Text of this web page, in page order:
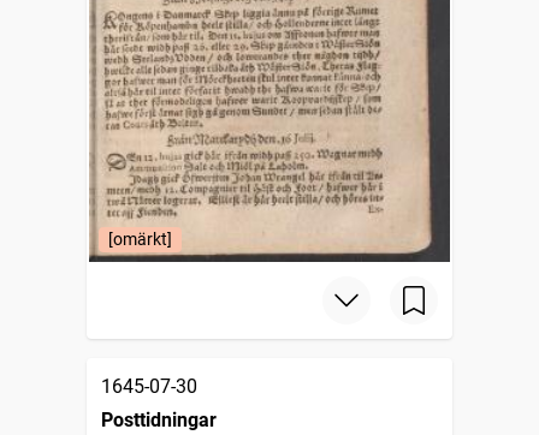
[omärkt]
1645-07-30
Posttidningar